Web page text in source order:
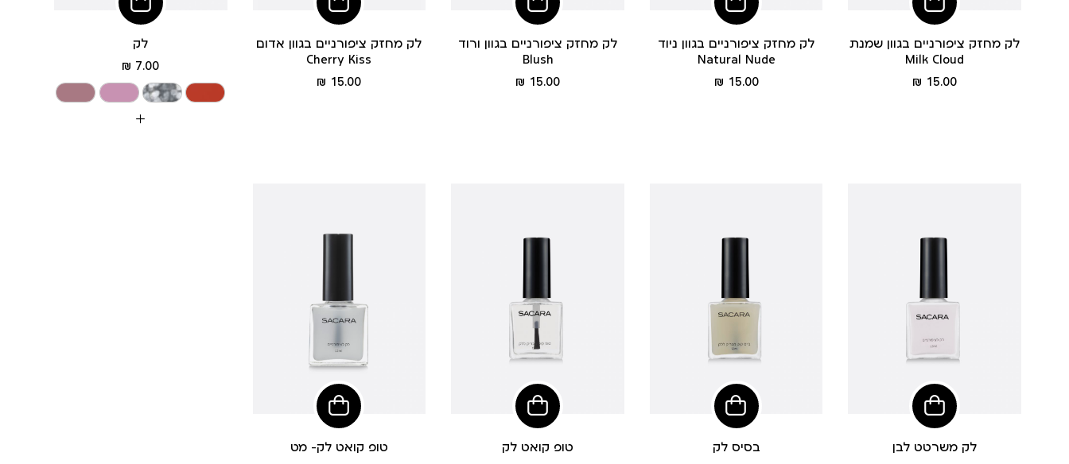
הוסיפי
לסל
לק מחזק ציפורניים בגוון שמנת
Milk Cloud
מחיר15.00 ₪
הוסיפי
לסל
לק מחזק ציפורניים בגוון ניוד
Natural Nude
מחיר15.00 ₪
הוסיפי
לסל
לק מחזק ציפורניים בגוון ורוד
Blush
מחיר15.00 ₪
הוסיפי
לסל
לק מחזק ציפורניים בגוון אדום
Cherry Kiss
מחיר15.00 ₪
הוסיפי
לסל
לק
מחיר
מוצר
7.00 ₪
עוד
הוסיפי
לסל
לק משרטט לבן
הוסיפי
לסל
בסיס לק
הוסיפי
לסל
טופ קואט לק
הוסיפי
לסל
טופ קואט לק- מט